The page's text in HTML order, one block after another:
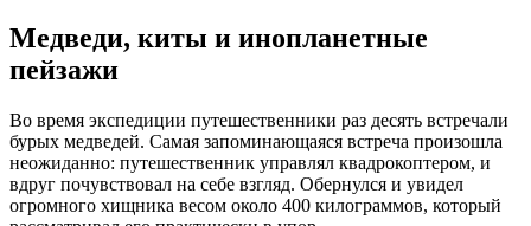
Медведи, киты и инопланетные
пейзажи
Во время экспедиции путешественники раз десять встречали
бурых медведей. Самая запоминающаяся встреча произошла
неожиданно: путешественник управлял квадрокоптером, и
вдруг почувствовал на себе взгляд. Обернулся и увидел
огромного хищника весом около 400 килограммов, который